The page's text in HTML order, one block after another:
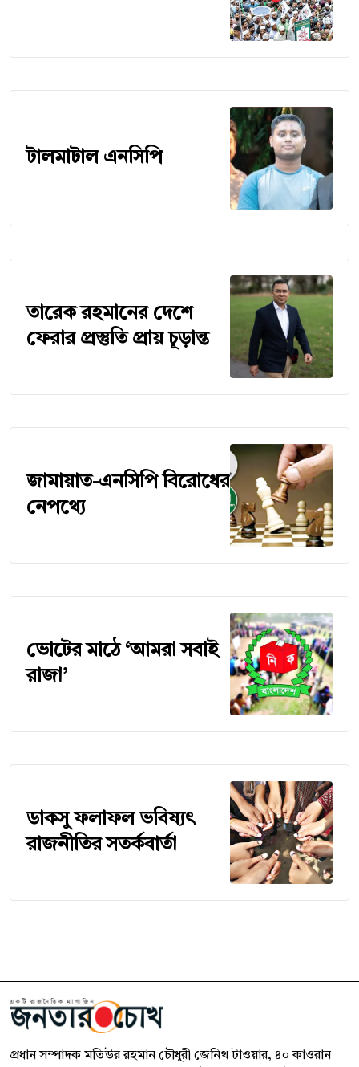
টালমাটাল এনসিপি
তারেক রহমানের দেশে
ফেরার প্রস্তুতি প্রায় চূড়ান্ত
জামায়াত-এনসিপি বিরোধের
নেপথ্যে
ভোটের মাঠে ‘আমরা সবাই
রাজা’
ডাকসু ফলাফল ভবিষ্যৎ
রাজনীতির সতর্কবার্তা
প্রধান সম্পাদক মতিউর রহমান চৌধুরী জেনিথ টাওয়ার, ৪০ কাওরান